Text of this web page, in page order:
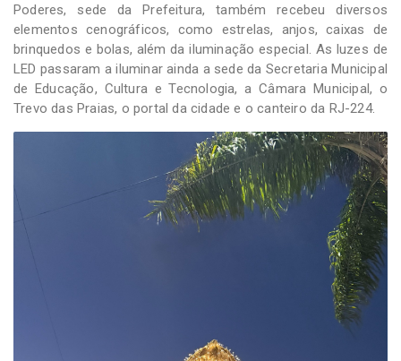
Poderes, sede da Prefeitura, também recebeu diversos
elementos cenográficos, como estrelas, anjos, caixas de
brinquedos e bolas, além da iluminação especial. As luzes de
LED passaram a iluminar ainda a sede da Secretaria Municipal
de Educação, Cultura e Tecnologia, a Câmara Municipal, o
Trevo das Praias, o portal da cidade e o canteiro da RJ-224.